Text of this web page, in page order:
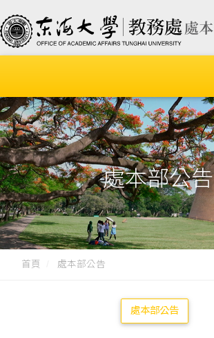
處本部公告
首頁 處本部公告
處本部公告